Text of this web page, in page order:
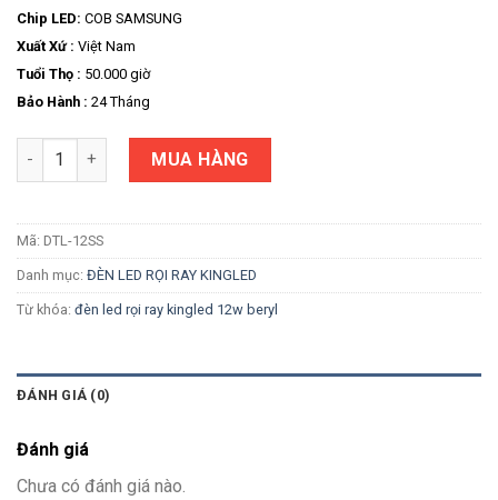
Chip LED: COB SAMSUNG
Xuất Xứ : Việt Nam
Tuổi Thọ : 50.000 giờ
Bảo Hành : 24 Tháng
Số lượng MUA HÀNG
Mã: DTL-12SS
Danh mục: ĐÈN LED RỌI RAY KINGLED
Từ khóa: đèn led rọi ray kingled 12w beryl
ĐÁNH GIÁ (0)
Đánh giá
Chưa có đánh giá nào.